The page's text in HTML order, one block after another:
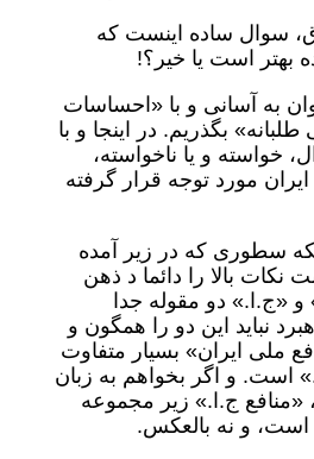
سوال ساده اینست که
بهتر است یا خیر؟!
به آسانی و با «احساسات
بگذریم. در اینجا و با
خواسته و یا ناخواسته،
ایران مورد توجه قرار گرفته
سطوری که در زیر آمده
نکات بالا را دائما د ذهن
و «ج.ا.» دو مقوله جدا
نباید این دو را همگون و
ملی ایران» بسیار متفاوت
است. و اگر بخواهم به زبان
«منافع ج.ا.» زیر مجموعه
است، و نه بالعکس.